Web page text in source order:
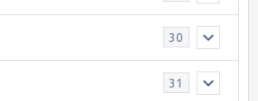
30
31